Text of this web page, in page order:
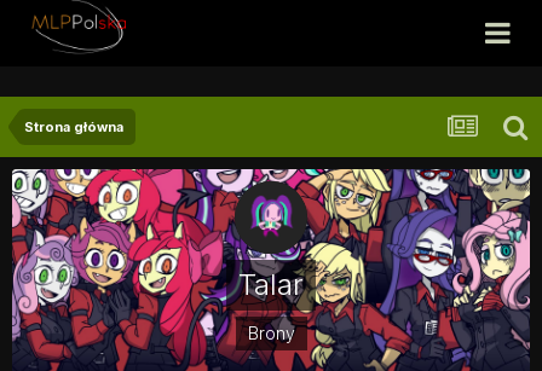
Strona główna
Talar
Brony